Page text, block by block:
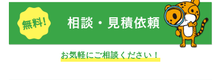
お気軽にご相談ください！